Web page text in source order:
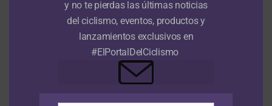
1. Michele Scarponi
2. Damiano Cunego
y no te pierdas las últimas noticias
del ciclismo, eventos, productos y
lanzamientos exclusivos en
#ElPortalDelCiclismo